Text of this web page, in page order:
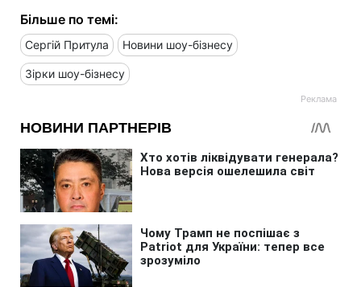
Більше по темі:
Сергій Притула Новини шоу-бізнесу
Зірки шоу-бізнесу